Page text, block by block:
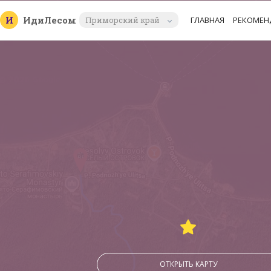
И ИдиЛесом Приморский край ГЛАВНАЯ
ОТКРЫТЬ КАРТУ